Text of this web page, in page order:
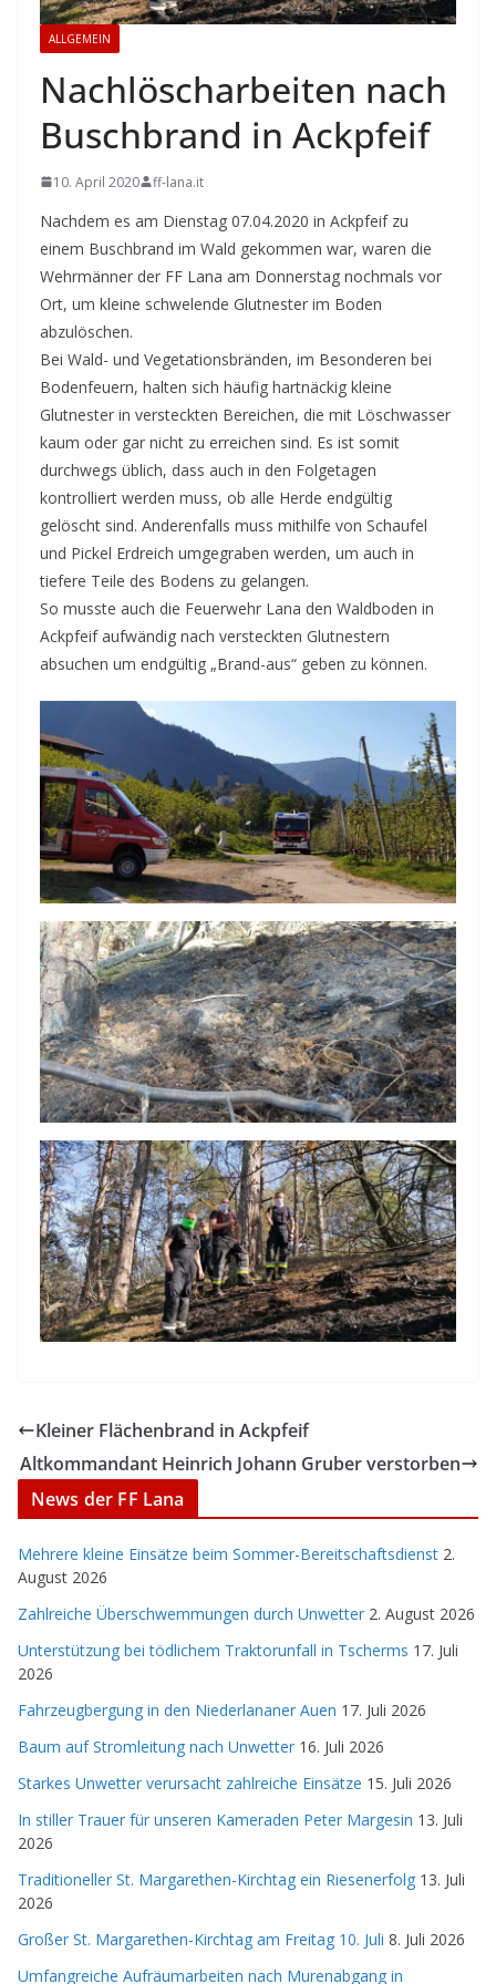
ALLGEMEIN
Nachlöscharbeiten nach
Buschbrand in Ackpfeif
10. April 2020 ff-lana.it
Nachdem es am Dienstag 07.04.2020 in Ackpfeif zu
einem Buschbrand im Wald gekommen war, waren die
Wehrmänner der FF Lana am Donnerstag nochmals vor
Ort, um kleine schwelende Glutnester im Boden
abzulöschen.
Bei Wald- und Vegetationsbränden, im Besonderen bei
Bodenfeuern, halten sich häufig hartnäckig kleine
Glutnester in versteckten Bereichen, die mit Löschwasser
kaum oder gar nicht zu erreichen sind. Es ist somit
durchwegs üblich, dass auch in den Folgetagen
kontrolliert werden muss, ob alle Herde endgültig
gelöscht sind. Anderenfalls muss mithilfe von Schaufel
und Pickel Erdreich umgegraben werden, um auch in
tiefere Teile des Bodens zu gelangen.
So musste auch die Feuerwehr Lana den Waldboden in
Ackpfeif aufwändig nach versteckten Glutnestern
absuchen um endgültig „Brand-aus“ geben zu können.
Kleiner Flächenbrand in Ackpfeif
Altkommandant Heinrich Johann Gruber verstorben
News der FF Lana
Mehrere kleine Einsätze beim Sommer-Bereitschaftsdienst 2.
August 2026
Zahlreiche Überschwemmungen durch Unwetter 2. August 2026
Unterstützung bei tödlichem Traktorunfall in Tscherms 17. Juli
2026
Fahrzeugbergung in den Niederlananer Auen 17. Juli 2026
Baum auf Stromleitung nach Unwetter 16. Juli 2026
Starkes Unwetter verursacht zahlreiche Einsätze 15. Juli 2026
In stiller Trauer für unseren Kameraden Peter Margesin 13. Juli
2026
Traditioneller St. Margarethen-Kirchtag ein Riesenerfolg 13. Juli
2026
Großer St. Margarethen-Kirchtag am Freitag 10. Juli 8. Juli 2026
Umfangreiche Aufräumarbeiten nach Murenabgang in